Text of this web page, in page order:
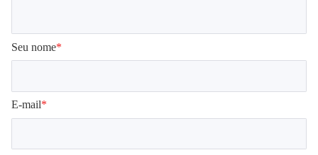
Seu nome*
E-mail*